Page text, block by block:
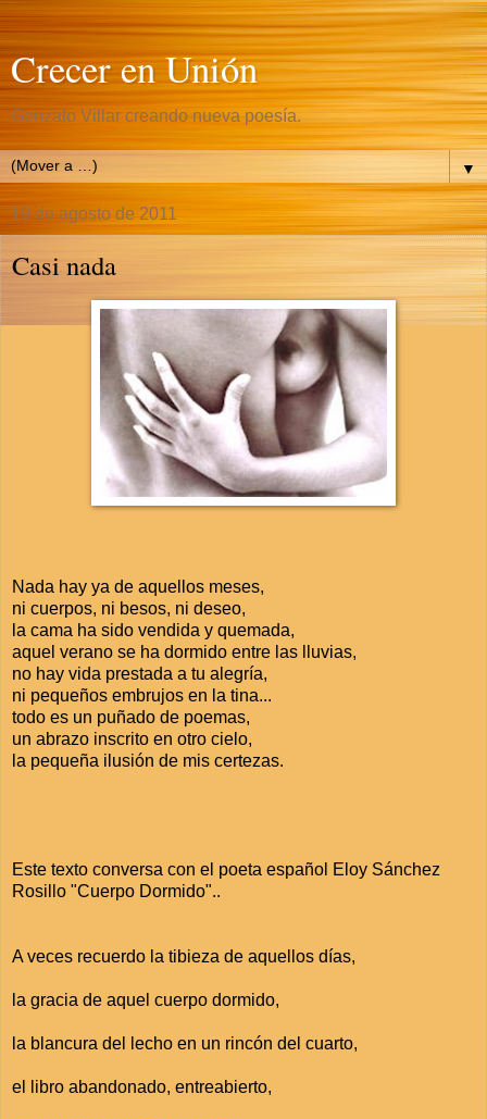
Crecer en Unión
Gonzalo Villar creando nueva poesía.
▼
19 de agosto de 2011
Casi nada
Nada hay ya de aquellos meses,
ni cuerpos, ni besos, ni deseo,
la cama ha sido vendida y quemada,
aquel verano se ha dormido entre las lluvias,
no hay vida prestada a tu alegría,
ni pequeños embrujos en la tina...
todo es un puñado de poemas,
un abrazo inscrito en otro cielo,
la pequeña ilusión de mis certezas.
Este texto conversa con el poeta español Eloy Sánchez
Rosillo "Cuerpo Dormido"..
A veces recuerdo la tibieza de aquellos días,
la gracia de aquel cuerpo dormido,
la blancura del lecho en un rincón del cuarto,
el libro abandonado, entreabierto,